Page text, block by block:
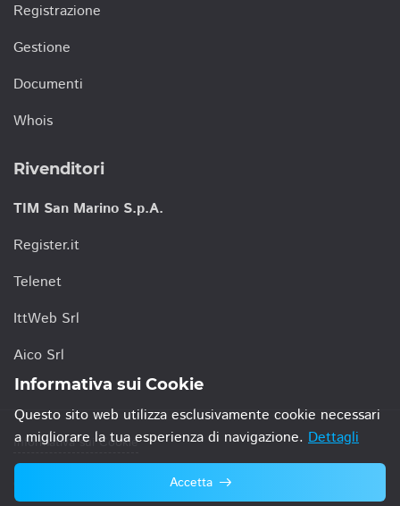
Registrazione
Gestione
Documenti
Whois
Rivenditori
TIM San Marino S.p.A.
Register.it
Telenet
IttWeb Srl
Aico Srl
Informativa sui Cookie
© 2021 TIM San Marino S.p.A.
Informativa sui Cookie
Questo sito web utilizza esclusivamente cookie necessari
a migliorare la tua esperienza di navigazione. Dettagli
Accetta